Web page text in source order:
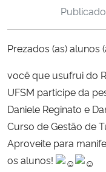
Ministério da Cidadania
Ministério de Minas e Energia
Ministério da Ciência,
Ministério do Meio Ambiente
Prezados (as) alunos
você que usufrui do
UFSM participe da
Daniele Reginato e
Curso de Gestão de
Aproveite para
os alunos!